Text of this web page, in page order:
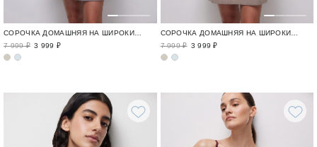
СОРОЧКА ДОМАШНЯЯ НА ШИРОКИХ БРЕТЕЛЯХ
7 999 ₽ 3 999 ₽
7 999 ₽ 3 999 ₽